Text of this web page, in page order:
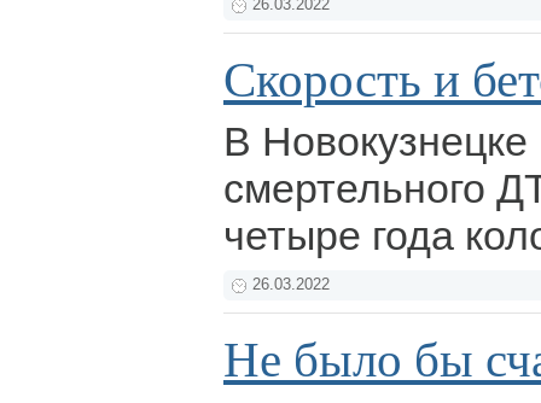
26.03.2022
Скорость и
В
смертельного
четыре года
26.03.2022
Не было бы